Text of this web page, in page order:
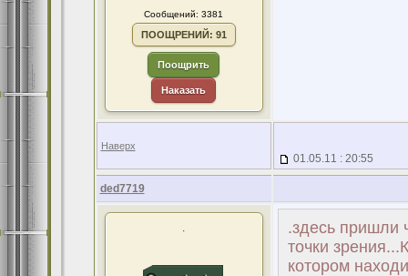
Сообщений: 3381
ПООЩРЕНИЙ: 91
Поощрить
Наказать
Наверх
01.05.11 : 20:55
ded7719
.
.здесь пришли
точки
котором